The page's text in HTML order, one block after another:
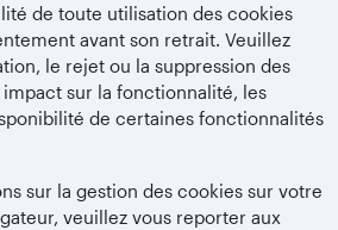
de toute utilisation des cookies
avant son retrait. Veuillez
le rejet ou la suppression des
sur la fonctionnalité, les
de certaines fonctionnalités
sur la gestion des cookies sur votre
veuillez vous reporter aux